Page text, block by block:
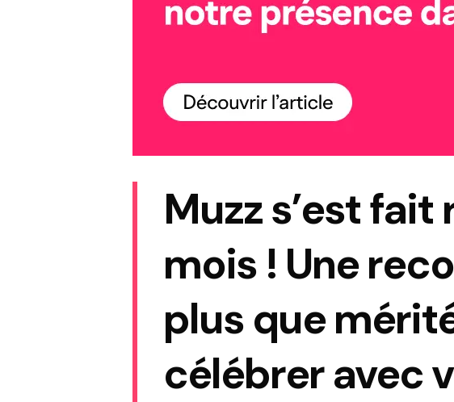
Muzz s’est
mois ! Une
plus que
célébrer avec